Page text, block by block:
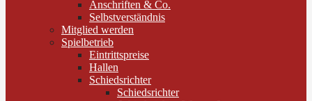
Anschriften & Co.
Selbstverständnis
Mitglied werden
Spielbetrieb
Eintrittspreise
Hallen
Schiedsrichter
Schiedsrichter